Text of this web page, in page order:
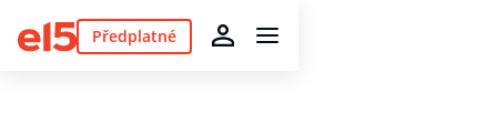
Předplatné